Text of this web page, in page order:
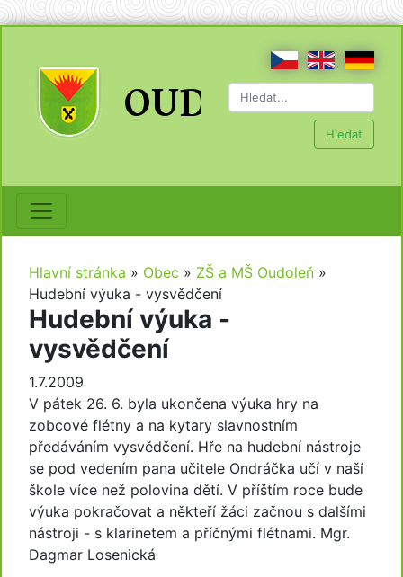
Hledat
Hlavní stránka » Obec » ZŠ a MŠ Oudoleň »
Hudební výuka - vysvědčení
Hudební výuka -
vysvědčení
1.7.2009
V pátek 26. 6. byla ukončena výuka hry na
zobcové flétny a na kytary slavnostním
předáváním vysvědčení. Hře na hudební nástroje
se pod vedením pana učitele Ondráčka učí v naší
škole více než polovina dětí. V příštím roce bude
výuka pokračovat a někteří žáci začnou s dalšími
nástroji - s klarinetem a příčnými flétnami. Mgr.
Dagmar Losenická